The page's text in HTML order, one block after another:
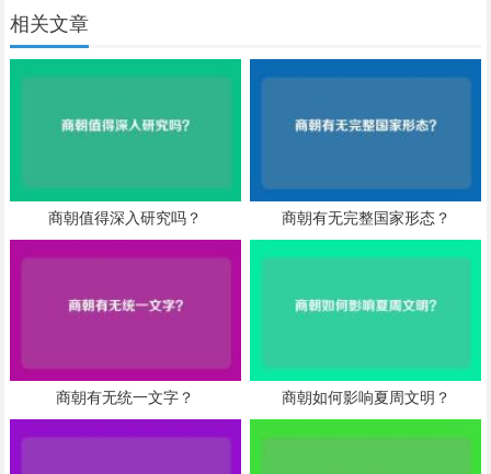
相关文章
商朝值得深入研究吗？ 商朝有无完整国家形态？
商朝有无统一文字？ 商朝如何影响夏周文明？